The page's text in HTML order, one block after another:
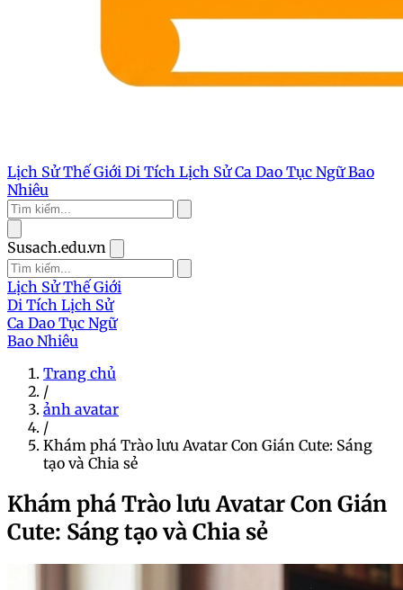
Lịch Sử Thế Giới Di Tích Lịch SửCa Dao Tục NgữBao
Nhiêu
Susach.edu.vn
Lịch Sử Thế Giới
Di Tích Lịch Sử
Ca Dao Tục Ngữ
Bao Nhiêu
Trang chủ
/
ảnh avatar
/
Khám phá Trào lưu Avatar Con Gián Cute: Sáng
tạo và Chia sẻ
Khám phá Trào lưu Avatar Con Gián
Cute: Sáng tạo và Chia sẻ